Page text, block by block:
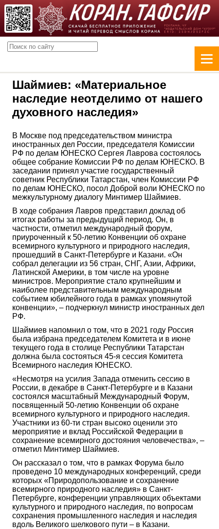
Шаймиев: «Материальное
наследие неотделимо от нашего
духовного наследия»
В Москве под председательством министра
иностранных дел России, председателя Комиссии
РФ по делам ЮНЕСКО Сергея Лаврова состоялось
общее собрание Комиссии РФ по делам ЮНЕСКО. В
заседании принял участие государственный
советник Республики Татарстан, член Комиссии РФ
по делам ЮНЕСКО, посол Доброй воли ЮНЕСКО по
межкультурному диалогу Минтимер Шаймиев.
В ходе собрания Лавров представил доклад об
итогах работы за предыдущий период. Он, в
частности, отметил международный форум,
приуроченный к 50-летию Конвенции об охране
всемирного культурного и природного наследия,
прошедший в Санкт-Петербурге и Казани. «Он
собрал делегации из 56 стран, СНГ, Азии, Африки,
Латинской Америки, в том числе на уровне
министров. Мероприятие стало крупнейшим и
наиболее представительным международным
событием юбилейного года в рамках упомянутой
конвенции», – подчеркнул министр иностранных дел
РФ.
Шаймиев напомнил о том, что в 2021 году Россия
была избрана председателем Комитета и в июне
текущего года в столице Республики Татарстан
должна была состояться 45-я сессия Комитета
Всемирного наследия ЮНЕСКО.
«Несмотря на усилия Запада отменить сессию в
России, в декабре в Санкт-Петербурге и в Казани
состоялся масштабный Международный Форум,
посвященный 50-летию Конвенции об охране
всемирного культурного и природного наследия.
Участники из 60-ти стран высоко оценили это
мероприятие и вклад Российской Федерации в
сохранение всемирного достояния человечества», –
отметил Минтимер Шаймиев.
Он рассказал о том, что в рамках Форума было
проведено 10 международных конференций, среди
которых «Природопользование и сохранение
всемирного природного наследия» в Санкт-
Петербурге, конференции управляющих объектами
культурного и природного наследия, по вопросам
сохранения промышленного наследия и наследия
вдоль Великого шелкового пути – в Казани.